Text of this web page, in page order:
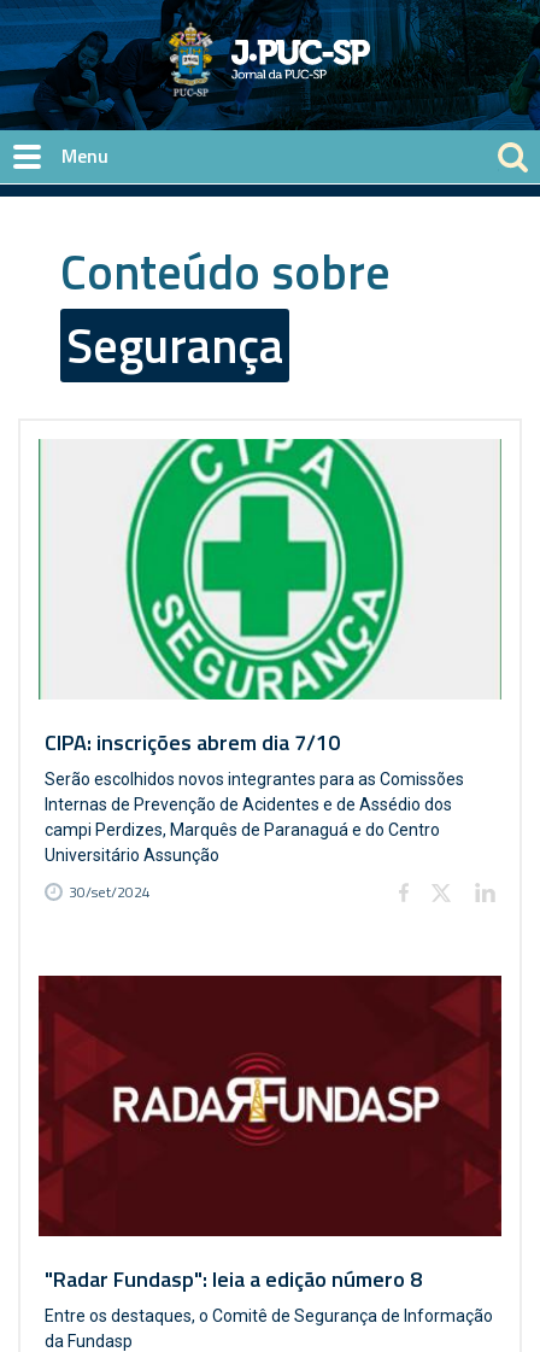
Pular para o conteúdo principal
Conteúdo sobre
Segurança
CIPA: inscrições abrem dia 7/10
Serão escolhidos novos integrantes para as Comissões
Internas de Prevenção de Acidentes e de Assédio dos
campi Perdizes, Marquês de Paranaguá e do Centro
Universitário Assunção
30/set/2024
"Radar Fundasp": leia a edição número 8
Entre os destaques, o Comitê de Segurança de Informação
da Fundasp